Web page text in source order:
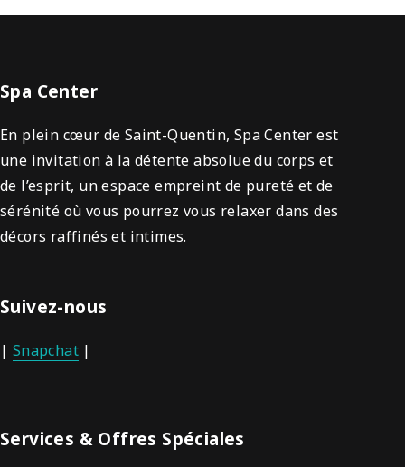
Spa Center
En plein cœur de Saint-Quentin, Spa Center est
une invitation à la détente absolue du corps et
de l’esprit, un espace empreint de pureté et de
sérénité où vous pourrez vous relaxer dans des
décors raffinés et intimes.
Suivez-nous
| Snapchat |
Services & Offres Spéciales